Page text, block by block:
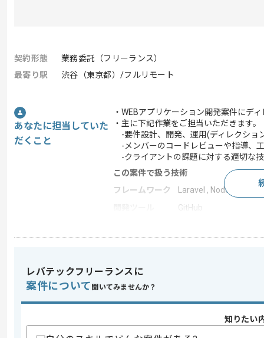
契約形態
業務委託（フリーランス）
最寄り駅
渋谷（東京都）/フルリモート
あなたに担当していた
だくこと
・WEBアプリケーション開発案件にデ
・主に下記作業をご担当いただきます。
-要件設計、開発、運用(ディレクショ
-メンバーのコードレビューや指導、
-クライアントの課題に対する適切な
この案件で扱う技術
フレームワーク
Laravel , Node.js ,
GitHub
求めるスキル
-Laravel(PHP)開発経験(8年以上)と他
レバテックフリーランスに
案件について 聞いてみませんか？
知りたい